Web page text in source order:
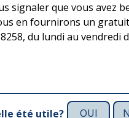
signaler que vous avez
en fournirons un
du lundi au vendredi
été utile? OUI